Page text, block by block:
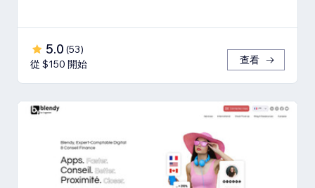
5.0 (53)
從 $150 開始
查看